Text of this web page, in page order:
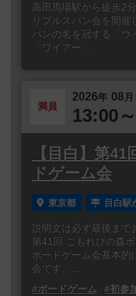
高田馬場駅から徒歩2
リプルスパン会を開催
パンの名を冠する「ウ
「ワイアー...
満員
2026年 08 月
13:00
【目白】第
ドゲーム会
東京都 目白駅
説明文は必ず最後ま
第41回 こもれびの森
ボードゲーム会基本的
会です。...
#ボードゲーム
#初参